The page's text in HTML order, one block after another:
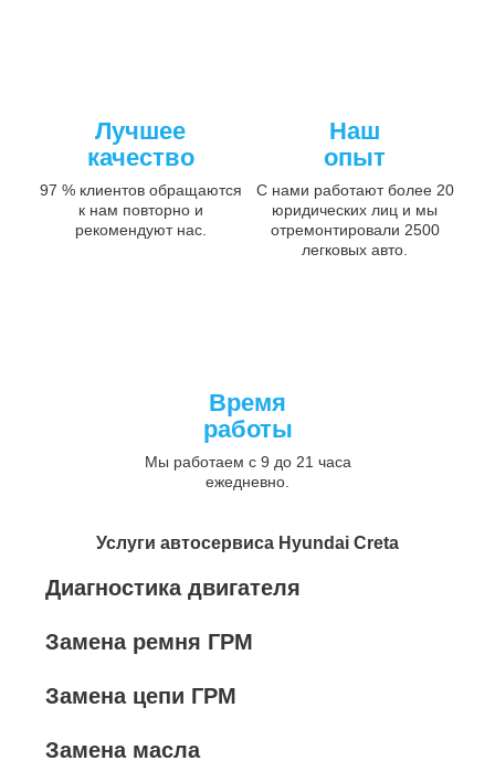
Лучшее
качество
97 % клиентов обращаются
к нам повторно и
рекомендуют нас.
Наш
опыт
С нами работают более 20
юридических лиц и мы
отремонтировали 2500
легковых авто.
Время
работы
Мы работаем с 9 до 21 часа
ежедневно.
Услуги автосервиса Hyundai Creta
Диагностика двигателя
Замена ремня ГРМ
Замена цепи ГРМ
Замена масла